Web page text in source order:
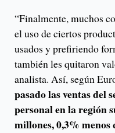
“Finalmente, muchos
el uso de ciertos
usados y prefiriendo
también les quitaron
analista. Así, según
pasado las ventas del
personal en la región
millones, 0,3% menos